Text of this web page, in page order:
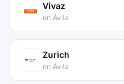
Vivaz
en Ávila
Zurich
en Ávila